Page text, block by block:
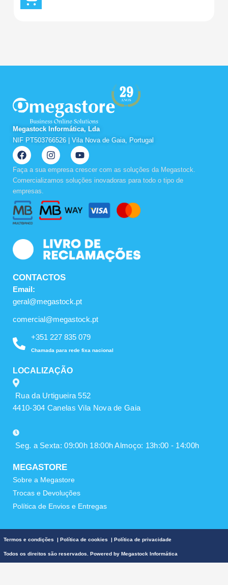
Megastock Informática, Lda
NIF PT503766526 | Vila Nova de Gaia, Portugal
F
a
c
e
o
o
k
I
n
s
t
r
a
m
Y
o
u
t
u
e
Faça a sua empresa crescer com as soluções da Megastock.
Comercializamos soluções inovadoras para todo o tipo de
empresas.
CONTACTOS
Email:
geral@megastock.pt
comercial@megastock.pt
+351 227 835 079
Chamada para rede fixa nacional
LOCALIZAÇÃO
Rua da Urtigueira 552
4410-304 Canelas Vila Nova de Gaia
Seg. a Sexta: 09:00h 18:00h Almoço: 13h:00 - 14:00h
MEGASTORE
Sobre a Megastore
Trocas e Devoluções
Política de Envios e Entregas
Termos e condições Política de cookies Política de privacidade
Todos os direitos são reservados. Powered by Megastock Informática